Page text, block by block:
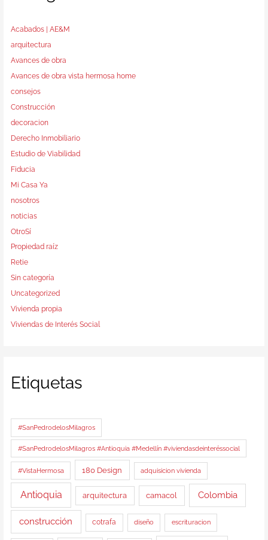
Acabados | AE&M
arquitectura
Avances de obra
Avances de obra vista hermosa home
consejos
Construcción
decoracion
Derecho Inmobiliario
Estudio de Viabilidad
Fiducia
Mi Casa Ya
nosotros
noticias
OtroSí
Propiedad raíz
Retie
Sin categoría
Uncategorized
Vivienda propia
Viviendas de Interés Social
Etiquetas
#SanPedrodelosMilagros
#SanPedrodelosMilagros #Antioquia #Medellín #viviendasdeinteréssocial
#VistaHermosa 180 Design adquisicion vivienda
Antioquia arquitectura camacol Colombia
construcción cotrafa diseño escrituracion